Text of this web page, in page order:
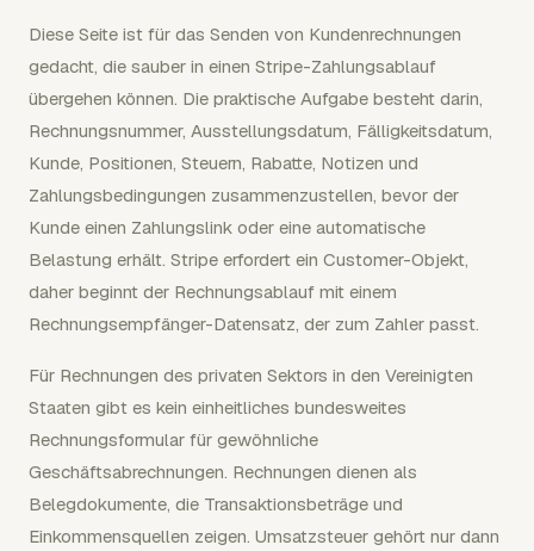
Diese Seite ist für das Senden von Kundenrechnungen
gedacht, die sauber in einen Stripe-Zahlungsablauf
übergehen können. Die praktische Aufgabe besteht darin,
Rechnungsnummer, Ausstellungsdatum, Fälligkeitsdatum,
Kunde, Positionen, Steuern, Rabatte, Notizen und
Zahlungsbedingungen zusammenzustellen, bevor der
Kunde einen Zahlungslink oder eine automatische
Belastung erhält. Stripe erfordert ein Customer-Objekt,
daher beginnt der Rechnungsablauf mit einem
Rechnungsempfänger-Datensatz, der zum Zahler passt.
Für Rechnungen des privaten Sektors in den Vereinigten
Staaten gibt es kein einheitliches bundesweites
Rechnungsformular für gewöhnliche
Geschäftsabrechnungen. Rechnungen dienen als
Belegdokumente, die Transaktionsbeträge und
Einkommensquellen zeigen. Umsatzsteuer gehört nur dann